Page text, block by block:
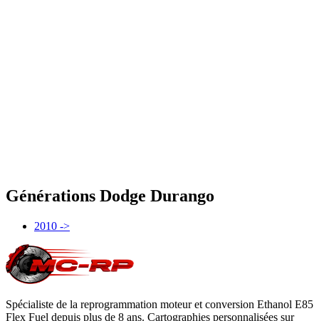
Générations Dodge Durango
2010 ->
Spécialiste de la reprogrammation moteur et conversion Ethanol E85
Flex Fuel depuis plus de 8 ans. Cartographies personnalisées sur